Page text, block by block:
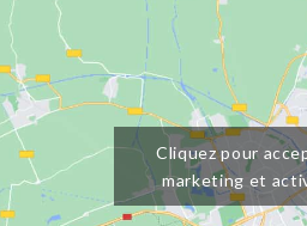
Cliquez pour
marketing et